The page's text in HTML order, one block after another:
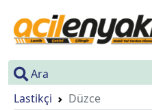
Ara
Lastikçi Düzce